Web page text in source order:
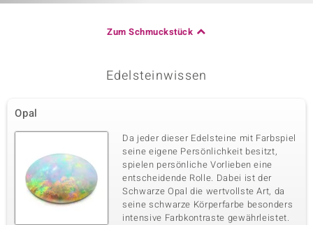
Zum Schmuckstück
Edelsteinwissen
Opal
Da jeder dieser Edelsteine mit Farbspiel
seine eigene Persönlichkeit besitzt,
spielen persönliche Vorlieben eine
entscheidende Rolle. Dabei ist der
Schwarze Opal die wertvollste Art, da
seine schwarze Körperfarbe besonders
intensive Farbkontraste gewährleistet.